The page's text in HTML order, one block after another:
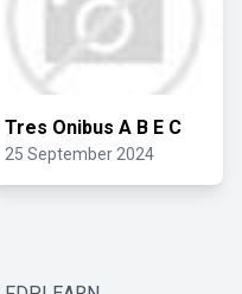
Tres Onibus A B E C
25 September 2024